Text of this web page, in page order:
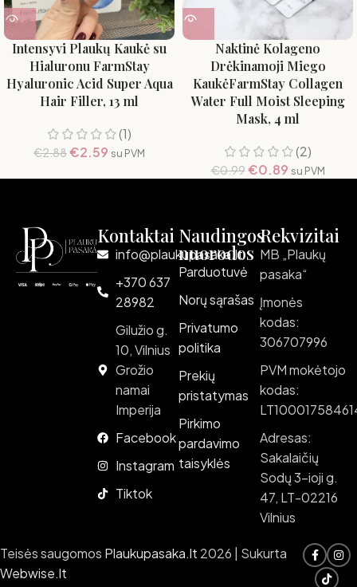
Intensyvi Plaukų Kaukė su
Hialuronu FarmStay
Hyaluronic Acid Super Aqua
Hair Filler, 13 ml
(1)
€2.88€2.59 su PVM
Naktinė Kolageno
Drėkinamoji Miego
KaukėFarmStay Collagen
Water Full Moist Sleeping
Mask, 4 ml
(2)
€0.99€0.89 su PVM
Kontaktai
info@plaukupasaka.lt
+370 637
28982
Gilužio g.
10, Vilnius
Grožio
namai
Imperija
Facebook
Instagram
Tiktok
Naudingos
nuorodos
Parduotuvė
Norų sąrašas
Privatumo
politika
Prekių
pristatymas
Pirkimo
pardavimo
taisyklės
Rekvizitai
MB „Plaukų
pasaka“
Įmonės
kodas:
306707996
PVM mokėtojo
kodas:
Adresas:
Sakalaičių
Sodų 3-ioji g.
47, LT-02216
Vilnius
Teisės saugomos Plaukupasaka.lt 2026 | Sukurta
Webwise.lt